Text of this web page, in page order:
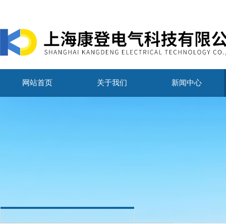
网站首页 关于我们 新闻中心